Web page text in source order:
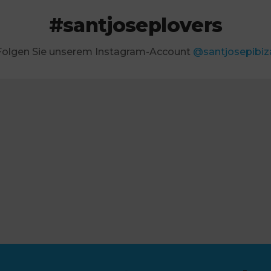
#santjoseplovers
Sie unserem Instagram-Account